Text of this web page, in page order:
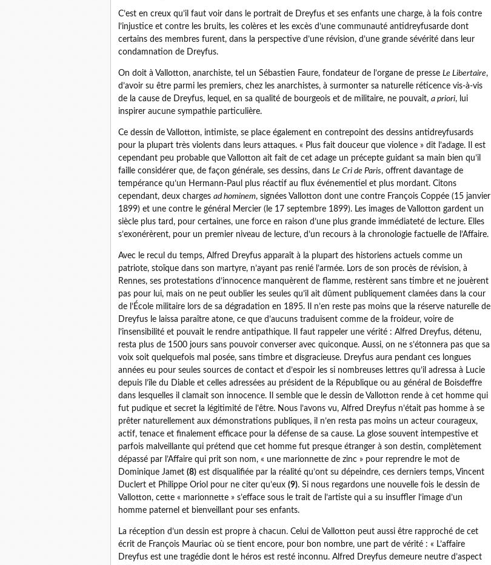
C’est en creux qu’il faut voir dans le portrait de Dreyfus et ses enfants une charge, à la fois contre
l’injustice et contre les bruits, les colères et les excès d’une communauté antidreyfusarde dont
certains des membres furent, dans la perspective d’une révision, d’une grande sévérité dans leur
condamnation de Dreyfus.
On doit à Vallotton, anarchiste, tel un Sébastien Faure, fondateur de l’organe de presse Le Libertaire,
d’avoir su être parmi les premiers, chez les anarchistes, à surmonter sa naturelle réticence vis-à-vis
de la cause de Dreyfus, lequel, en sa qualité de bourgeois et de militaire, ne pouvait, a priori, lui
inspirer aucune sympathie particulière.
Ce dessin de Vallotton, intimiste, se place également en contrepoint des dessins antidreyfusards
pour la plupart très violents dans leurs attaques. « Plus fait douceur que violence » dit l’adage. Il est
cependant peu probable que Vallotton ait fait de cet adage un précepte guidant sa main bien qu’il
faille considérer que, de façon générale, ses dessins, dans Le Cri de Paris, offrent davantage de
tempérance qu’un Hermann-Paul plus réactif au flux événementiel et plus mordant. Citons
cependant, deux charges ad hominem, signées Vallotton dont une contre François Coppée (15 janvier
1899) et une contre le général Mercier (le 17 septembre 1899). Les images de Vallotton gardent un
siècle plus tard, pour certaines, une force en raison d’une plus grande immédiateté de lecture. Elles
s’exonérèrent, pour un premier niveau de lecture, d’un recours à la chronologie factuelle de l’Affaire.
Avec le recul du temps, Alfred Dreyfus apparaît à la plupart des historiens actuels comme un
patriote, stoïque dans son martyre, n’ayant pas renié l’armée. Lors de son procès de révision, à
Rennes, ses protestations d’innocence manquèrent de flamme, restèrent sans timbre et ne jouèrent
pas pour lui, mais on ne peut oublier les seules qu’il ait dûment publiquement clamées dans la cour
de l’École militaire lors de sa dégradation en 1895. Il n’en reste pas moins que la réserve naturelle de
Dreyfus le laissa paraître atone, ce que d’aucuns traduisent comme de la froideur, voire de
l’insensibilité et pouvait le rendre antipathique. Il faut rappeler une vérité : Alfred Dreyfus, détenu,
resta plus de 1500 jours sans pouvoir converser avec quiconque. Aussi, on ne s’étonnera pas que sa
voix soit quelquefois mal posée, sans timbre et disgracieuse. Dreyfus aura pendant ces longues
années eu pour seules sources de contact et d’espoir les si nombreuses lettres qu’il adressa à Lucie
depuis l’île du Diable et celles adressées au président de la République ou au général de Boisdeffre
dans lesquelles il clamait son innocence. Il semble que le dessin de Vallotton rende à cet homme qui
fut pudique et secret la légitimité de l’être. Nous l’avons vu, Alfred Dreyfus n’était pas homme à se
prêter naturellement aux démonstrations publiques, il n’en resta pas moins un acteur courageux,
actif, tenace et finalement efficace pour la défense de sa cause. La glose souvent intempestive et
parfois malveillante qui prétend que cet homme fut presque étranger à son destin, complètement
dépassé par l’Affaire qui prit son nom, « une marionnette de zinc » pour reprendre le mot de
Dominique Jamet (8) est disqualifiée par la réalité qu’ont su dépeindre, ces derniers temps, Vincent
Duclert et Philippe Oriol pour ne citer qu’eux (9). Si nous regardons une nouvelle fois le dessin de
Vallotton, cette « marionnette » s’efface sous le trait de l’artiste qui a su insuffler l‘image d’un
homme paternel et bienveillant pour ses enfants.
La réception d’un dessin est propre à chacun. Celui de Vallotton peut aussi être rapproché de cet
écrit de François Mauriac où se tient encore, pour bon nombre, une part de vérité : « L’affaire
Dreyfus est une tragédie dont le héros est resté inconnu. Alfred Dreyfus demeure neutre d’aspect